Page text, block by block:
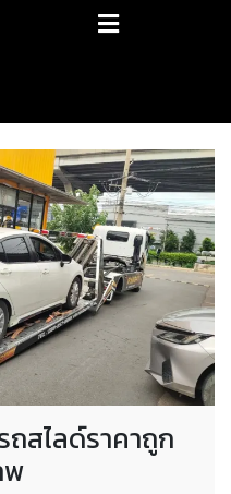
SlideON
คาถูก
สไลด์ราคาถูก
พ